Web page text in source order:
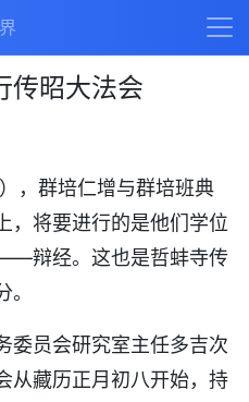
传昭大法会
，群培仁增与群培班典
，将要进行的是他们学位
辩经。这也是哲蚌寺传
委员会研究室主任多吉次
从藏历正月初八开始，持